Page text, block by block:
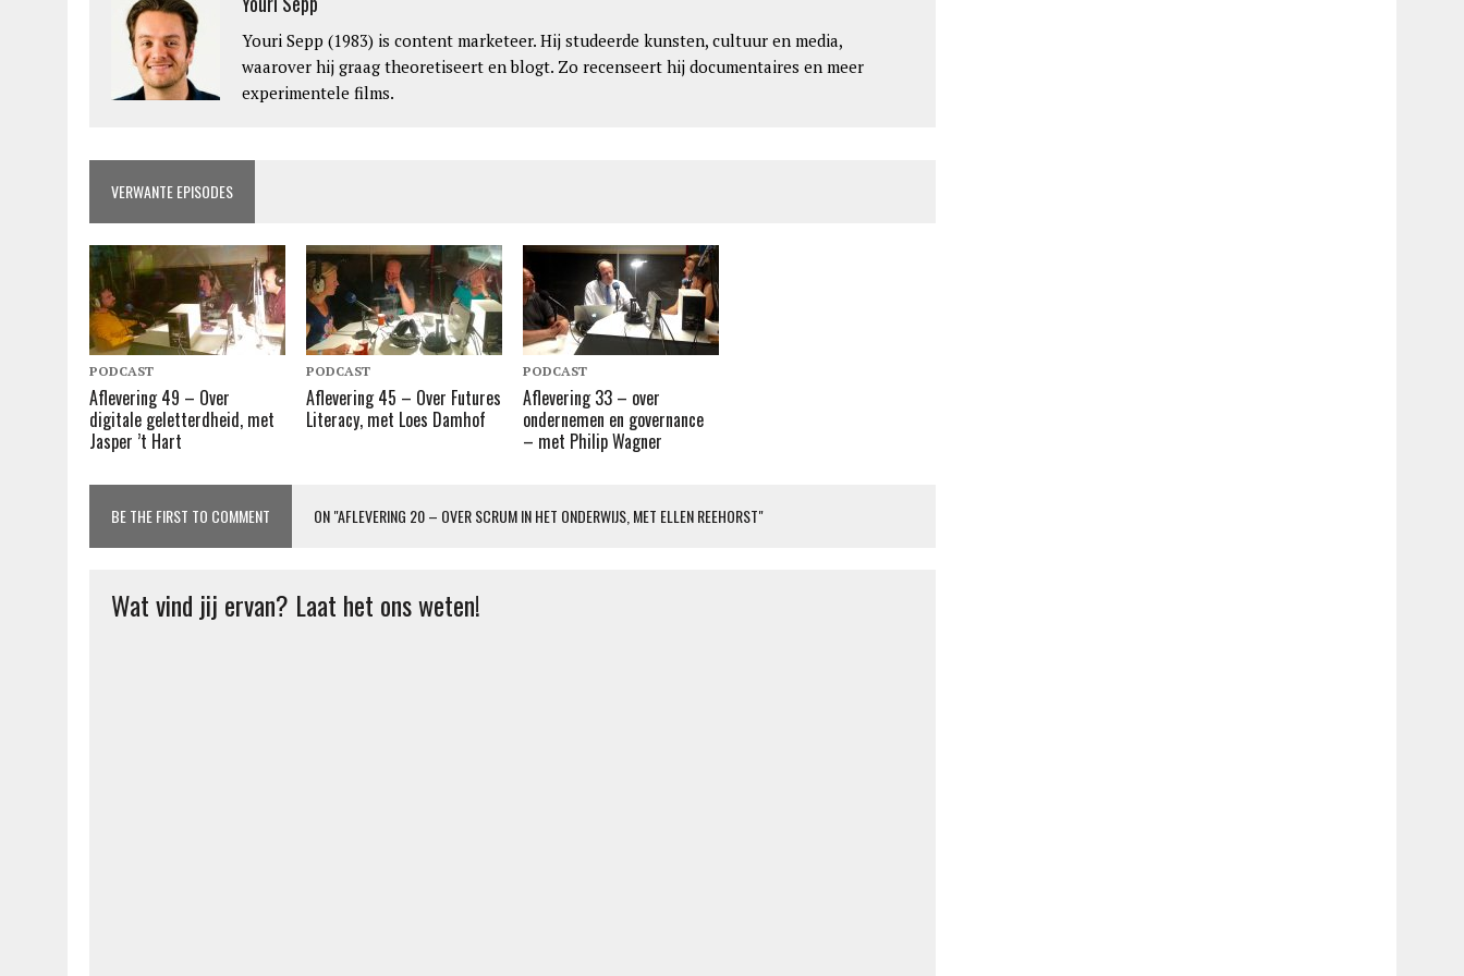
Youri Sepp (1983) is content marketeer. Hij studeerde kunsten, cultuur en media,
waarover hij graag theoretiseert en blogt. Zo recenseert hij documentaires en meer
experimentele films.
VERWANTE EPISODES
PODCAST
Aflevering 49 – Over
digitale geletterdheid, met
Jasper ’t Hart
PODCAST
Aflevering 45 – Over Futures
Literacy, met Loes Damhof
PODCAST
Aflevering 33 – over
ondernemen en governance
– met Philip Wagner
BE THE FIRST TO COMMENT ON "AFLEVERING 20 – OVER SCRUM IN HET ONDERWIJS, MET ELLEN REEHORST"
Wat vind jij ervan? Laat het ons weten!